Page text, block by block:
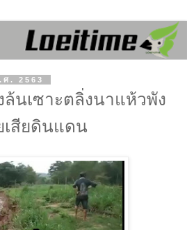
ศ. 2563
นเซาะตลิ่งนาแห้วพัง
เสียดินแดน